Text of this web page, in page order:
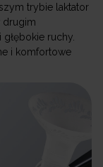
trybie laktator
drugim
ruchy.
i komfortowe